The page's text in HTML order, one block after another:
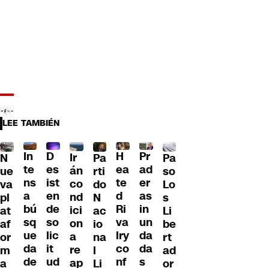
LEE TAMBIÉN
N
ue
va
pl
at
af
or
m
a
In
te
ns
a
bú
sq
ue
da
de
D
es
ist
en
de
so
lic
it
ud
Ir
án
co
nd
ici
on
a
re
ap
Pa
rti
do
N
ac
io
na
l
Li
H
ea
te
d
Ri
va
lry
co
nf
Pr
ad
er
as
in
un
da
da
s
Pa
so
Lo
s
Li
be
rt
ad
or